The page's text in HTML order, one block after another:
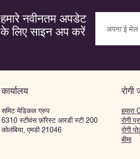
हमारे नवीनतम अपडेट
के लिए साइन अप करें
कार्यालय
समिट मेडिकल ग्रुप
6310 स्टीवंस फ़ॉरेस्ट आरडी स्टी 200
कोलंबिया, एमडी 21046
रोगी
हमारा
रोगी
रोगी
बीमा